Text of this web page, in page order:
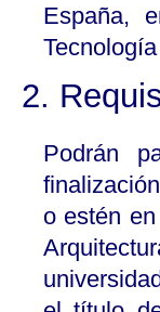
España,
2.
Podrán
o estén